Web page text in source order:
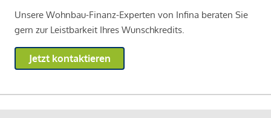
Unsere Wohnbau-Finanz-Experten von Infina beraten Sie
gern zur Leistbarkeit Ihres Wunschkredits.
Jetzt kontaktieren